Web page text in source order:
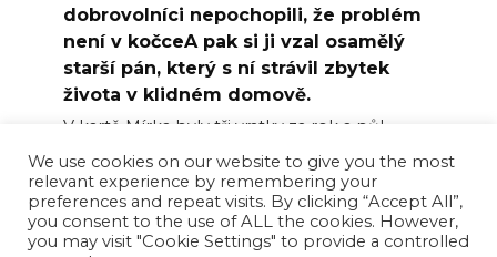
dobrovolníci nepochopili, že problém
není v kočceA pak si ji vzal osamělý
starší pán, který s ní strávil zbytek
života v klidném domově.
V kartě Mírka byly tři vratky za rok a půl.
0 33
We use cookies on our website to give you the most
relevant experience by remembering your
preferences and repeat visits. By clicking “Accept All”,
you consent to the use of ALL the cookies. However,
you may visit "Cookie Settings" to provide a controlled